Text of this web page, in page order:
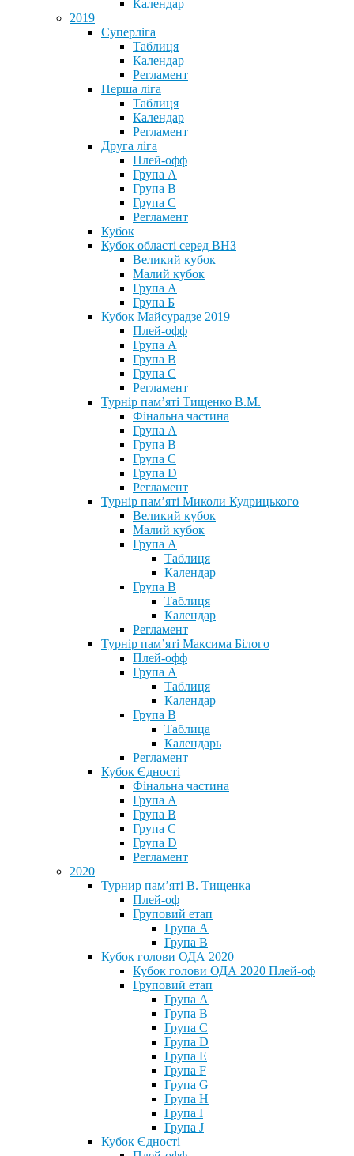
Календар
2019
Суперліга
Таблиця
Календар
Регламент
Перша ліга
Таблиця
Календар
Регламент
Друга ліга
Плей-офф
Група А
Група В
Група С
Регламент
Кубок
Кубок області серед ВНЗ
Великий кубок
Малий кубок
Група А
Група Б
Кубок Майсурадзе 2019
Плей-офф
Група А
Група В
Група С
Регламент
Турнір пам’яті Тищенко В.М.
Фінальна частина
Група А
Група В
Група С
Група D
Регламент
Турнір пам’яті Миколи Кудрицького
Великий кубок
Малий кубок
Група А
Таблиця
Календар
Група В
Таблиця
Календар
Регламент
Турнір пам’яті Максима Білого
Плей-офф
Група А
Таблиця
Календар
Група В
Таблица
Календарь
Регламент
Кубок Єдності
Фінальна частина
Група А
Група В
Група С
Група D
Регламент
2020
Турнир пам’яті В. Тищенка
Плей-оф
Груповий етап
Група А
Група В
Кубок голови ОДА 2020
Кубок голови ОДА 2020 Плей-оф
Груповий етап
Група A
Група B
Група C
Група D
Група E
Група F
Група G
Група H
Група I
Група J
Кубок Єдності